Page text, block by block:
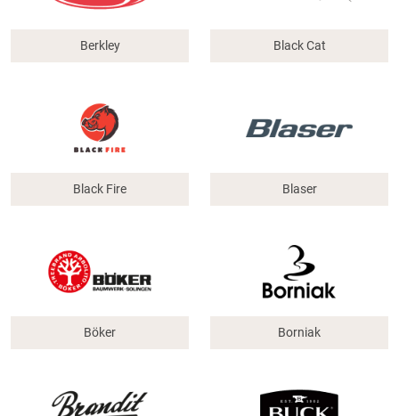
Berkley Black Cat
Black Fire Blaser
Böker Borniak